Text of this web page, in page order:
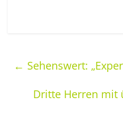
← Sehenswert:
Dritte Herren mit